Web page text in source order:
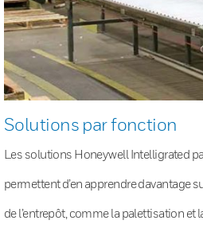
Solutions par fonction
Les solutions Honeywell Intelligrated
permettent d’en apprendre davantage
de l’entrepôt, comme la palettisation et